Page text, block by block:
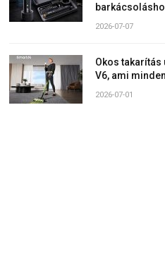
2026-07-07
Okos takarítás
V6, ami
2026-07-01